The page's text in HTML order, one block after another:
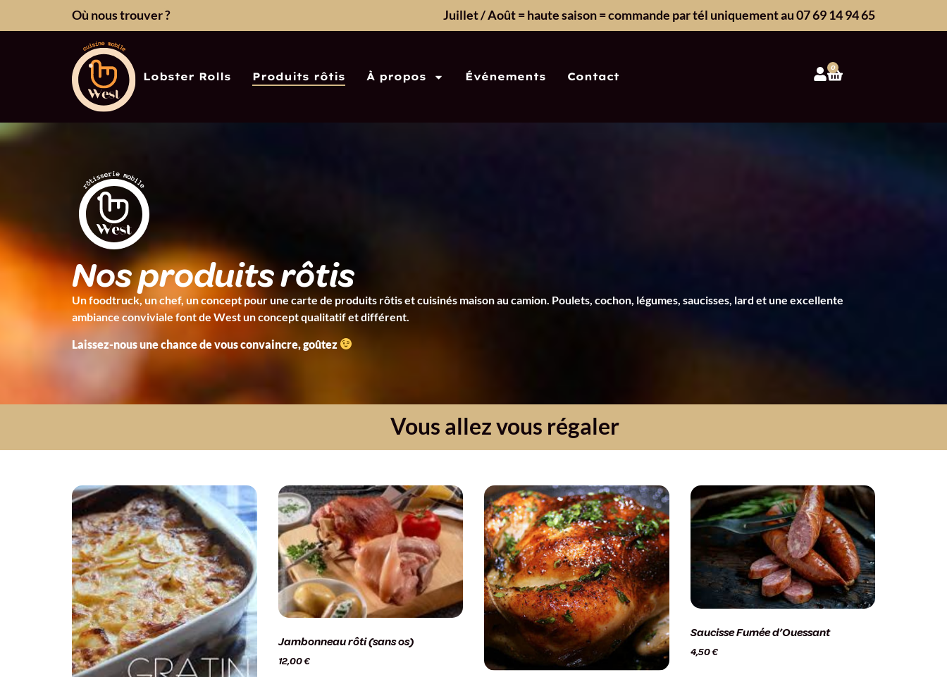
Où nous trouver ? Juillet / Août = haute saison = commande par tél uniquement au 07 69 14 94 65
Lobster Rolls Produits rôtis À propos Événements Contact
0
Nos produits rôtis
Un foodtruck, un chef, un concept pour une carte de produits rôtis et cuisinés maison au camion. Poulets, cochon, légumes, saucisses, lard et une excellente
ambiance conviviale font de West un concept qualitatif et différent.
Laissez-nous une chance de vous convaincre, goûtez
Jambonneau rôti (sans os)
12,00€
Saucisse Fumée d’Ouessant
4,50€